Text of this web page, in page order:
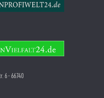
6 - 66740